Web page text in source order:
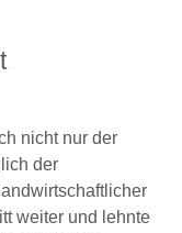
nicht nur der
der
weiter und lehnte